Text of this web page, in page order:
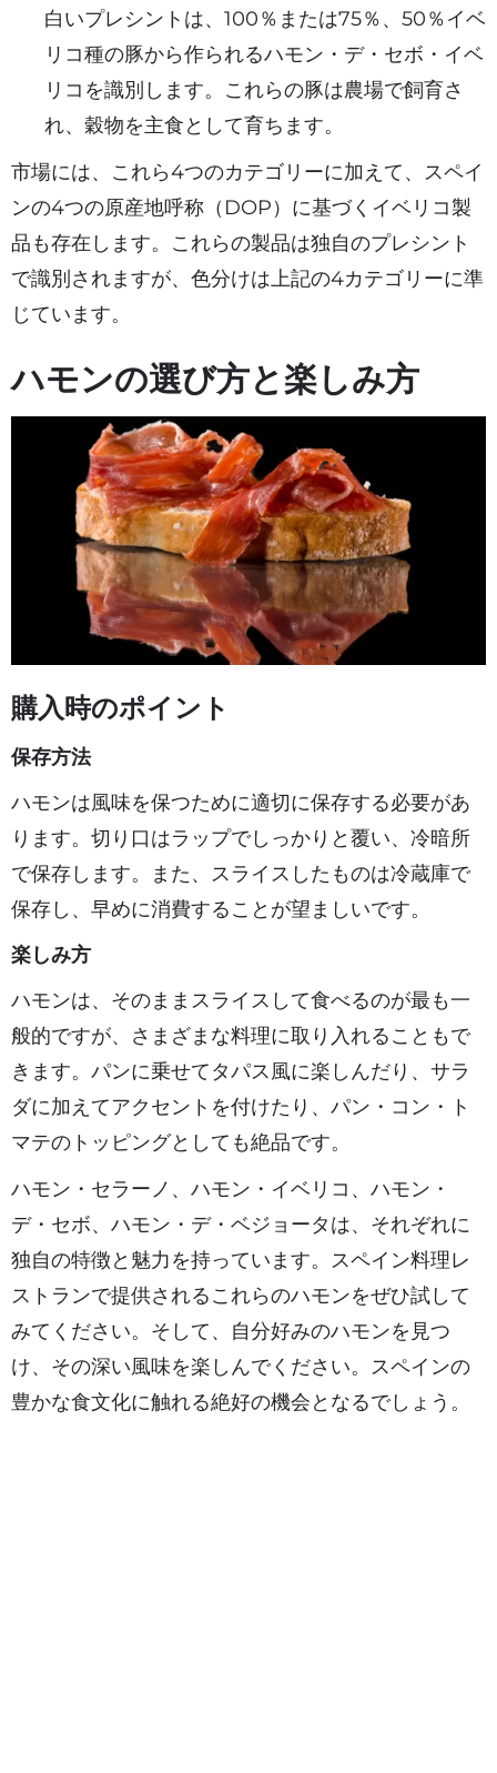
白いプレシントは、100％または75％、50％イベ
リコ種の豚から作られるハモン・デ・セボ・イベ
リコを識別します。これらの豚は農場で飼育さ
れ、穀物を主食として育ちます。
市場には、これら4つのカテゴリーに加えて、スペイ
ンの4つの原産地呼称（DOP）に基づくイベリコ製
品も存在します。これらの製品は独自のプレシント
で識別されますが、色分けは上記の4カテゴリーに準
じています。
ハモンの選び方と楽しみ方
購入時のポイント
保存方法
ハモンは風味を保つために適切に保存する必要があ
ります。切り口はラップでしっかりと覆い、冷暗所
で保存します。また、スライスしたものは冷蔵庫で
保存し、早めに消費することが望ましいです。
楽しみ方
ハモンは、そのままスライスして食べるのが最も一
般的ですが、さまざまな料理に取り入れることもで
きます。パンに乗せてタパス風に楽しんだり、サラ
ダに加えてアクセントを付けたり、パン・コン・ト
マテのトッピングとしても絶品です。
ハモン・セラーノ、ハモン・イベリコ、ハモン・
デ・セボ、ハモン・デ・ベジョータは、それぞれに
独自の特徴と魅力を持っています。スペイン料理レ
ストランで提供されるこれらのハモンをぜひ試して
みてください。そして、自分好みのハモンを見つ
け、その深い風味を楽しんでください。スペインの
豊かな食文化に触れる絶好の機会となるでしょう。